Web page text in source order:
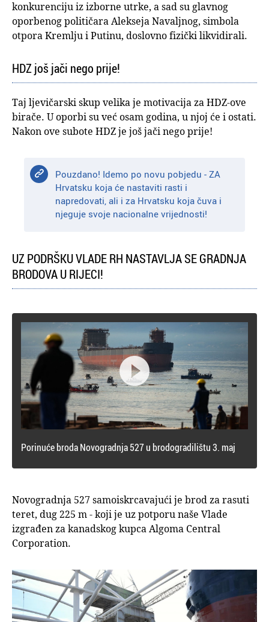
konkurenciju iz izborne utrke, a sad su glavnog
oporbenog političara Alekseja Navaljnog, simbola
otpora Kremlju i Putinu, doslovno fizički likvidirali.
HDZ još jači nego prije!
Taj ljevičarski skup velika je motivacija za HDZ-ove
birače. U oporbi su već osam godina, u njoj će i ostati.
Nakon ove subote HDZ je još jači nego prije!
Pouzdano! Idemo po novu pobjedu - ZA
Hrvatsku koja će nastaviti rasti i
napredovati, ali i za Hrvatsku koja čuva i
njeguje svoje nacionalne vrijednosti!
UZ PODRŠKU VLADE RH NASTAVLJA SE GRADNJA
BRODOVA U RIJECI!

Porinuće broda Novogradnja 527 u brodogradilištu 3. maj
Novogradnja 527 samoiskrcavajući je brod za rasuti
teret, dug 225 m - koji je uz potporu naše Vlade
izgrađen za kanadskog kupca Algoma Central
Corporation.